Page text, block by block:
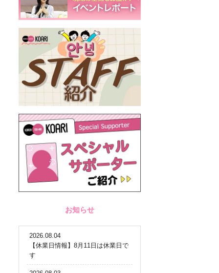
お知らせ
2026.08.04
【休業日情報】8月11日は休業日で
す